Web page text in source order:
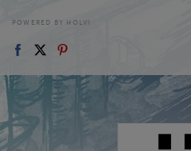
POWERED BY HOLVI